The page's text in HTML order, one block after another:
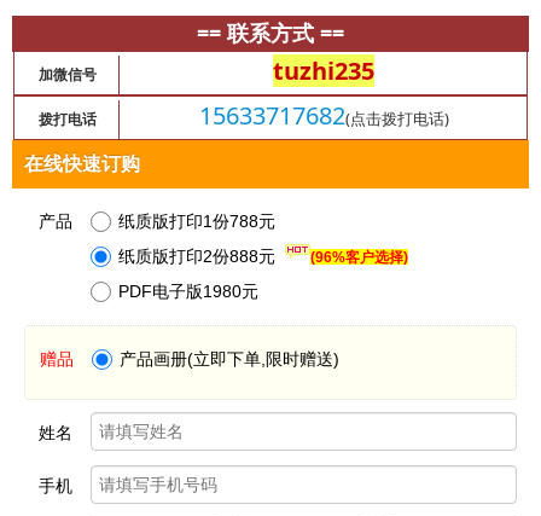
== 联系方式 ==
加微信号 tuzhi235
拨打电话 15633717682(点击拨打电话)